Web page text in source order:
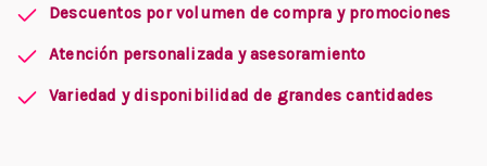
Descuentos por volumen de compra y promociones
Atención personalizada y asesoramiento
Variedad y disponibilidad de grandes cantidades